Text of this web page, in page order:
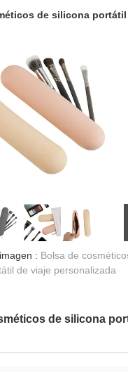
de silicona
: Bolsa de
de viaje personalizada
de silicona